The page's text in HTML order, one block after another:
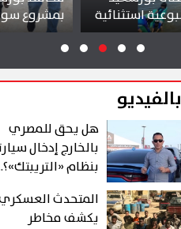
بمشروع سوق التصنيع
بالفيديو
هل يحق للمصري
بالخارج إدخال
بنظام
المتحدث
يكشف مخاطر